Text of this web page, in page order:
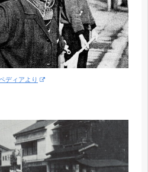
ディアより